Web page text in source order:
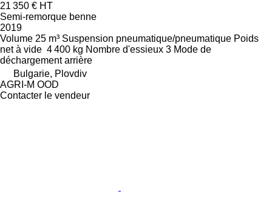
21 350 € HT
Semi-remorque benne
2019
Volume 25 m³ Suspension pneumatique/pneumatique Poids
net à vide 4 400 kg Nombre d'essieux 3 Mode de
déchargement arrière
Bulgarie, Plovdiv
AGRI-M OOD
Contacter le vendeur